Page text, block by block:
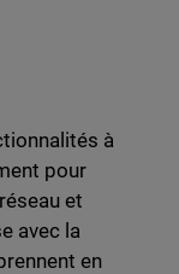
à
pour
et
avec la
en